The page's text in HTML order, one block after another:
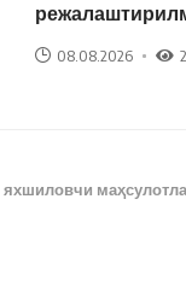
08.08.2026